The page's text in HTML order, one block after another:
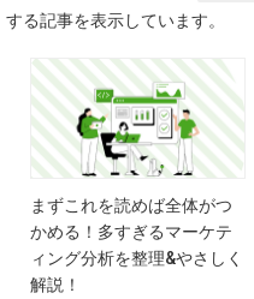
する記事を表示しています。
まずこれを読めば全体がつ
かめる！多すぎるマーケテ
ィング分析を整理&やさしく
解説！